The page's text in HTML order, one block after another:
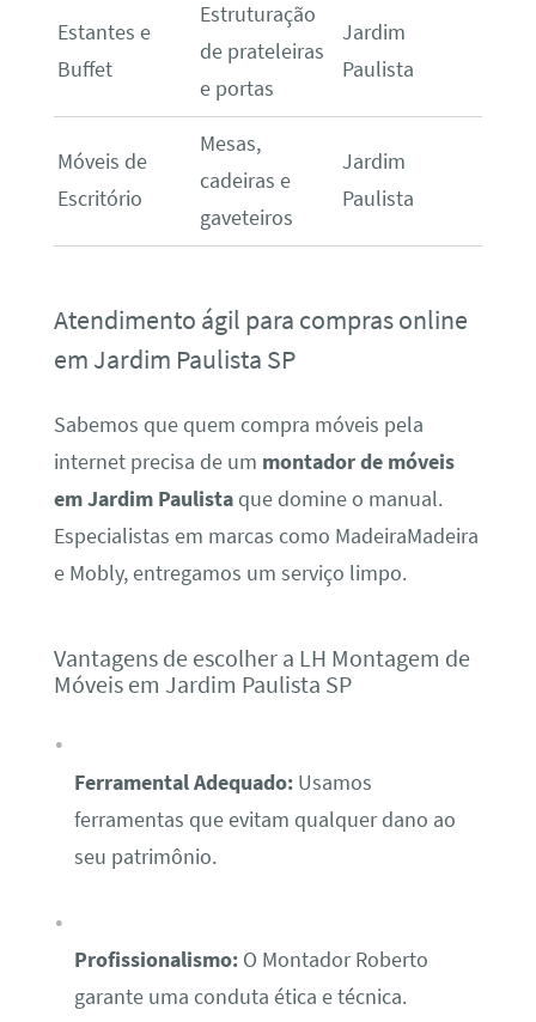
Estantes e
Buffet
Estruturação
de prateleiras
e portas
Jardim
Paulista
Móveis de
Escritório
Mesas,
cadeiras e
gaveteiros
Jardim
Paulista
Atendimento ágil para compras online
em Jardim Paulista SP
Sabemos que quem compra móveis pela
internet precisa de um montador de móveis
em Jardim Paulistaque domine o manual.
Especialistas em marcas como MadeiraMadeira
e Mobly, entregamos um serviço limpo.
Vantagens de escolher a LH Montagem de
Móveis em Jardim Paulista SP
Ferramental Adequado:Usamos
ferramentas que evitam qualquer dano ao
seu patrimônio.
Profissionalismo:O Montador Roberto
garante uma conduta ética e técnica.